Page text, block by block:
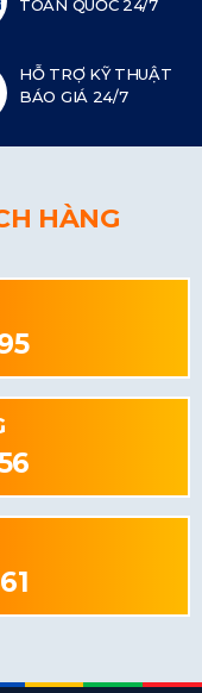
TOÀN QUỐC 24/7
HỖ TRỢ KỸ THUẬT
BÁO GIÁ 24/7
HÀNG